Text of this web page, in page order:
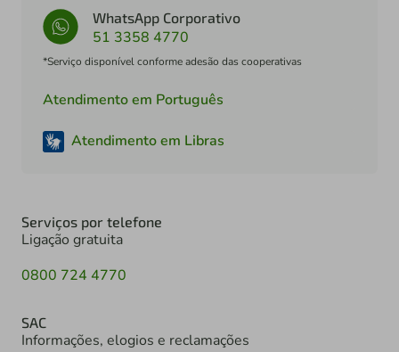
WhatsApp Corporativo
51 3358 4770
*Serviço disponível conforme adesão das cooperativas
Atendimento em Português
Atendimento em Libras
Serviços por telefone
Ligação gratuita
0800 724 4770
SAC
Informações, elogios e reclamações